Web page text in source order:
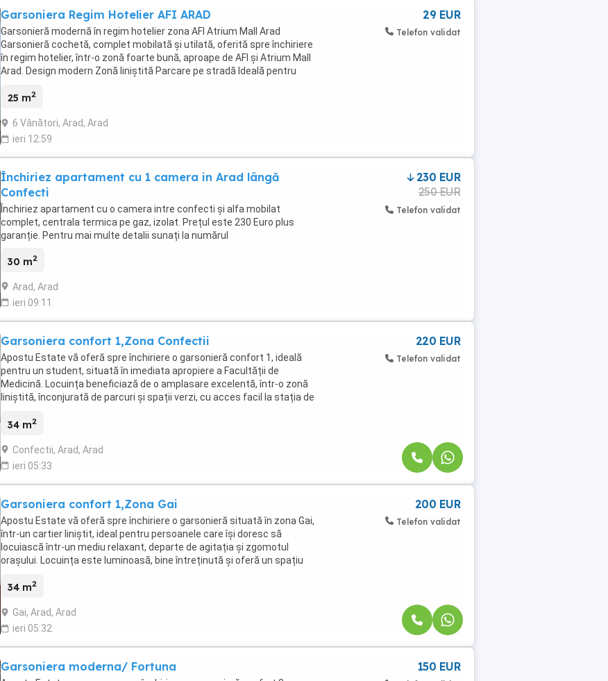
Garsoniera Regim Hotelier AFI ARAD
Garsonieră modernă în regim hotelier zona AFI Atrium Mall Arad
Garsonieră cochetă, complet mobilată și utilată, oferită spre închiriere
în regim hotelier, într-o zonă foarte bună, aproape de AFI și Atrium Mall
Arad. Design modern Zonă liniștită Parcare pe stradă Ideală pentru
25 m2
6 Vânători, Arad, Arad
ieri 12:59
29 EUR
Telefon validat
Închiriez apartament cu 1 camera in Arad lângă
Confecti
Închiriez apartament cu o camera intre confecti și alfa mobilat
complet, centrala termica pe gaz, izolat. Prețul este 230 Euro plus
garanție. Pentru mai multe detalii sunați la numărul
30 m2
Arad, Arad
ieri 09:11
230 EUR
250 EUR
Telefon validat
Garsoniera confort 1,Zona Confectii
Apostu Estate vă oferă spre închiriere o garsonieră confort 1, ideală
pentru un student, situată în imediata apropiere a Facultății de
Medicină. Locuința beneficiază de o amplasare excelentă, într-o zonă
liniștită, înconjurată de parcuri și spații verzi, cu acces facil la stația de
34 m2
Confectii, Arad, Arad
ieri 05:33
220 EUR
Telefon validat
Garsoniera confort 1,Zona Gai
Apostu Estate vă oferă spre închiriere o garsonieră situată în zona Gai,
într-un cartier liniștit, ideal pentru persoanele care își doresc să
locuiască într-un mediu relaxant, departe de agitația și zgomotul
orașului. Locuința este luminoasă, bine întreținută și oferă un spațiu
34 m2
Gai, Arad, Arad
ieri 05:32
200 EUR
Telefon validat
Garsoniera moderna/ Fortuna 150 EUR